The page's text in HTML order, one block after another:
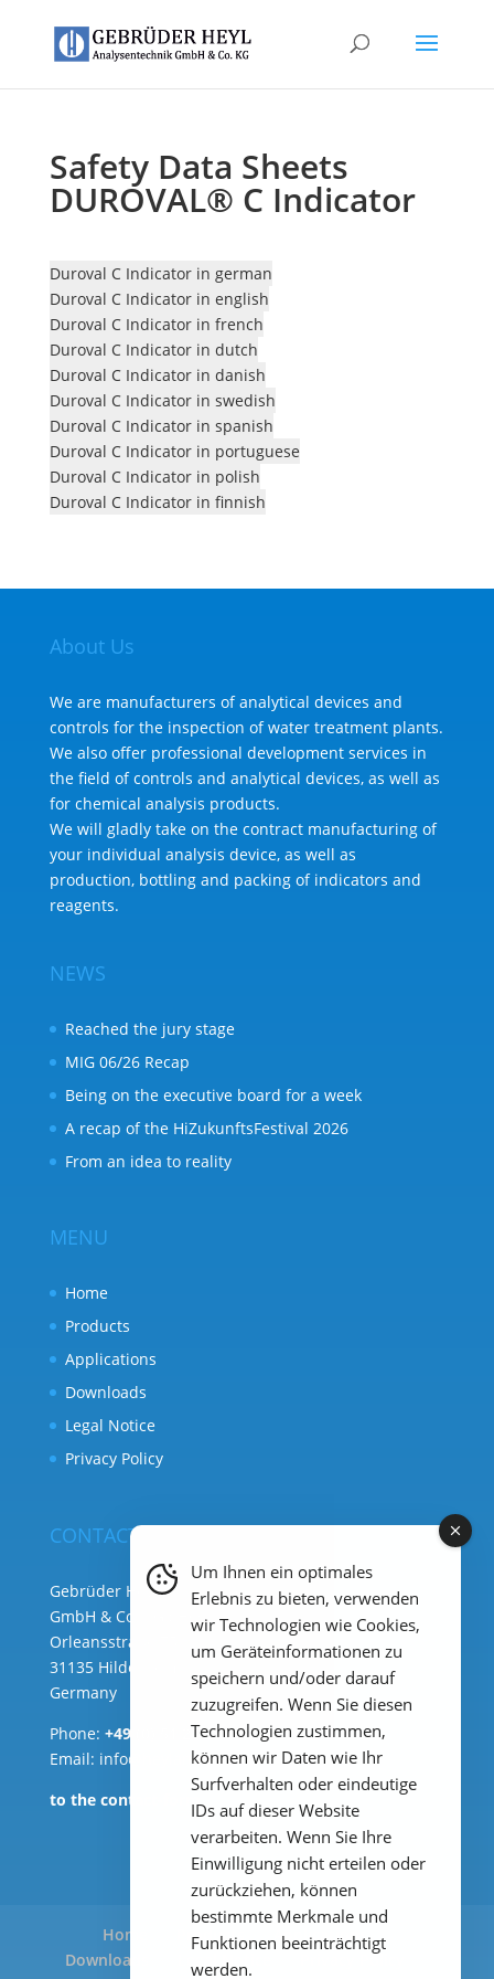
Safety Data Sheets
DUROVAL® C Indicator
Duroval C Indicator in german
Duroval C Indicator in english
Duroval C Indicator in french
Duroval C Indicator in dutch
Duroval C Indicator in danish
Duroval C Indicator in swedish
Duroval C Indicator in spanish
Duroval C Indicator in portuguese
Duroval C Indicator in polish
Duroval C Indicator in finnish
About Us
We are manufacturers of analytical devices and
controls for the inspection of water treatment plants.
We also offer professional development services in
the field of controls and analytical devices, as well as
for chemical analysis products.
We will gladly take on the contract manufacturing of
your individual analysis device, as well as
production, bottling and packing of indicators and
reagents.
NEWS
Reached the jury stage
MIG 06/26 Recap
Being on the executive board for a week
A recap of the HiZukunftsFestival 2026
From an idea to reality
MENU
Home
Products
Applications
Downloads
Legal Notice
Privacy Policy
CONTACT
Gebrüder Heyl Analysentechnik
GmbH & Co. KG ( HQ )
Orleansstraße 75b
31135 Hildesheim
Germany
Phone: +49 (0) 51 21 289 33 – 0
Email: info@heylanalysis.de
to the contact-form
Home Products
Applications
Downloads
Legal Notice Privacy Policy
Um Ihnen ein optimales
Erlebnis zu bieten, verwenden
wir Technologien wie Cookies,
um Geräteinformationen zu
speichern und/oder darauf
zuzugreifen. Wenn Sie diesen
Technologien zustimmen,
können wir Daten wie Ihr
Surfverhalten oder eindeutige
IDs auf dieser Website
verarbeiten. Wenn Sie Ihre
Einwilligung nicht erteilen oder
zurückziehen, können
bestimmte Merkmale und
Funktionen beeinträchtigt
werden.